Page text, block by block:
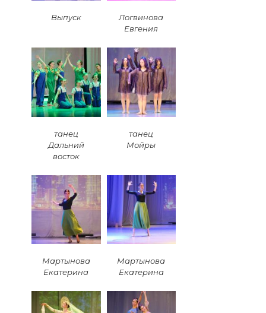
Выпуск
Логвинова
Евгения
танец
Дальний
восток
танец
Мойры
Мартынова
Екатерина
Мартынова
Екатерина